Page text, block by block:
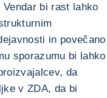
bi rast lahko
in povečano
sporazumu bi lahko
da
v ZDA, da bi